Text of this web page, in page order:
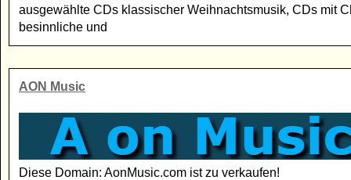
ausgewählte CDs klassischer Weihnachtsmusik, CDs mit
besinnliche und
AON Music
Diese Domain: AonMusic.com ist zu verkaufen!